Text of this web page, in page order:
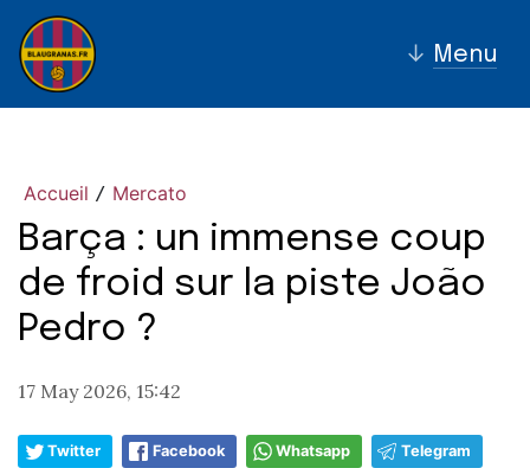
↓ Menu
Accueil / Mercato
Barça : un immense coup
de froid sur la piste João
Pedro ?
17 May 2026, 15:42
Twitter Facebook Whatsapp Telegram